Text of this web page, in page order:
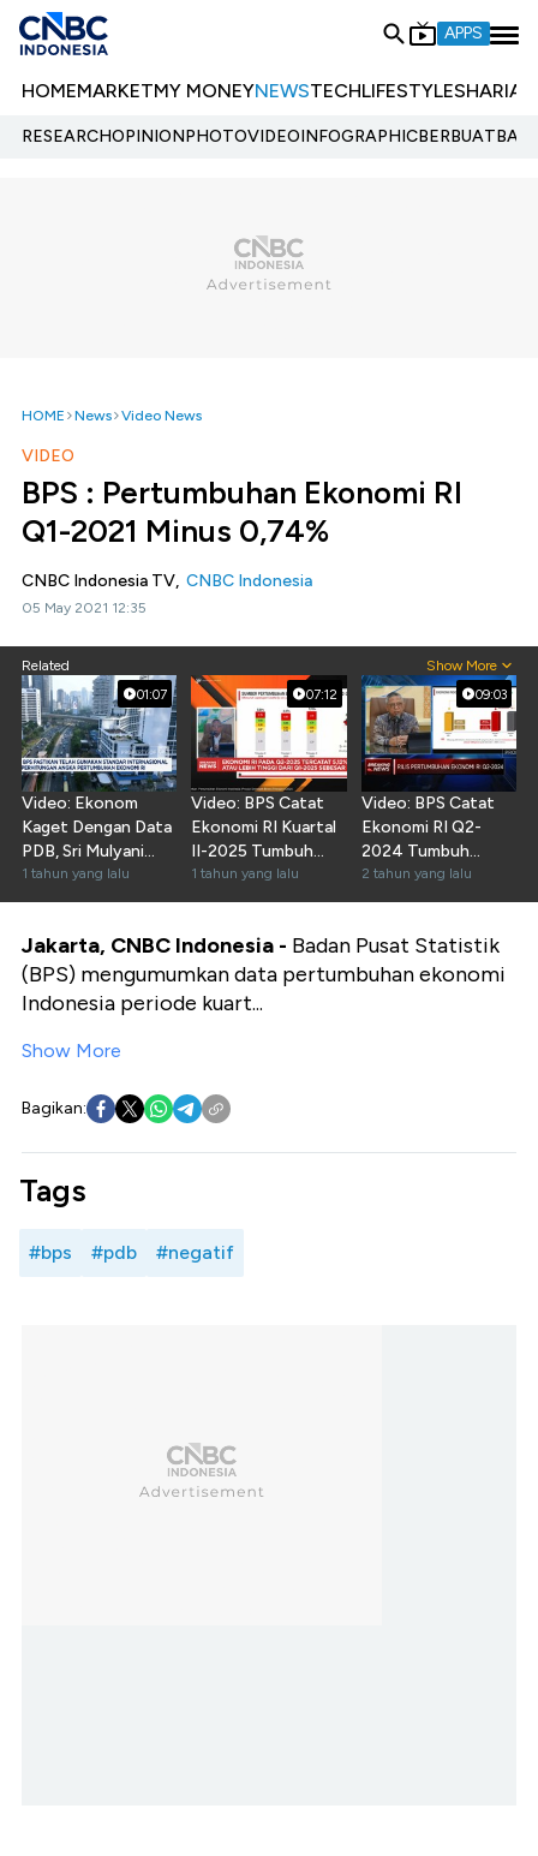
APPS
HOMEMARKETMY MONEYNEWSTECHLIFESTYLESHARIA
RESEARCHOPINIONPHOTOVIDEOINFOGRAPHIC
HOME News Video News
VIDEO
BPS : Pertumbuhan Ekonomi RI
Q1-2021 Minus 0,74%
CNBC Indonesia TV, CNBC Indonesia
05 May 2021 12:35
Related Show More
01:07
Video: Ekonom
Kaget Dengan Data
PDB, Sri Mulyani
Tegaskan Percaya
BPS
1 tahun yang lalu
07:12
Video: BPS Catat
Ekonomi RI Kuartal
II-2025 Tumbuh
5,12% (yoy)
1 tahun yang lalu
09:03
Video: BPS Catat
Ekonomi RI Q2-
2024 Tumbuh
5,05%
2 tahun yang lalu
Jakarta, CNBC Indonesia - Badan Pusat Statistik
(BPS) mengumumkan data pertumbuhan ekonomi
Indonesia periode kuart...
Show More
Bagikan:
Tags
#bps #pdb #negatif